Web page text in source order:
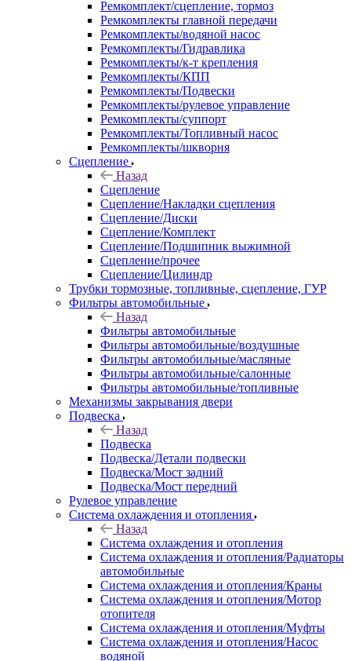
Ремкомплект/сцепление, тормоз
Ремкомплекты главной передачи
Ремкомплекты/водяной насос
Ремкомплекты/Гидравлика
Ремкомплекты/к-т крепления
Ремкомплекты/КПП
Ремкомплекты/Подвески
Ремкомплекты/рулевое управление
Ремкомплекты/суппорт
Ремкомплекты/Топливный насос
Ремкомплекты/шкворня
Сцепление
Назад
Сцепление
Сцепление/Накладки сцепления
Сцепление/Диски
Сцепление/Комплект
Сцепление/Подшипник выжимной
Сцепление/прочее
Сцепление/Цилиндр
Трубки тормозные, топливные, сцепление, ГУР
Фильтры автомобильные
Назад
Фильтры автомобильные
Фильтры автомобильные/воздушные
Фильтры автомобильные/масляные
Фильтры автомобильные/салонные
Фильтры автомобильные/топливные
Механизмы закрывания двери
Подвеска
Назад
Подвеска
Подвеска/Детали подвески
Подвеска/Мост задний
Подвеска/Мост передний
Рулевое управление
Система охлаждения и отопления
Назад
Система охлаждения и отопления
Система охлаждения и отопления/Радиаторы
автомобильные
Система охлаждения и отопления/Краны
Система охлаждения и отопления/Мотор
отопителя
Система охлаждения и отопления/Муфты
Система охлаждения и отопления/Насос
водяной